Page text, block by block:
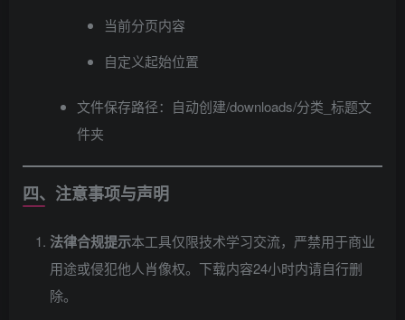
当前分页内容
自定义起始位置
文件保存路径：自动创建/downloads/分类_标题文
件夹
四、注意事项与声明
法律合规提示​本工具仅限技术学习交流，严禁用于商业
用途或侵犯他人肖像权。下载内容24小时内请自行删
除。